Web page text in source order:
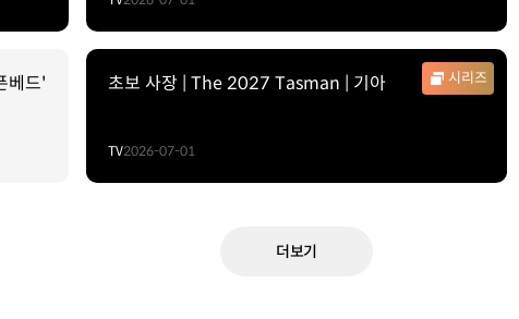
베드'
시리즈
초보 사장 | The 2027 Tasman | 기아
TV2026-07-01
더보기